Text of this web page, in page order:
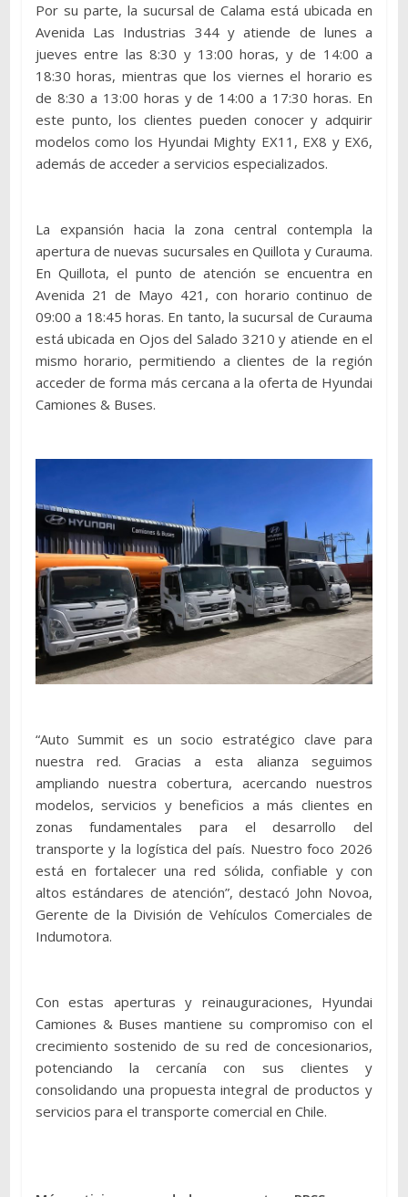
Por su parte, la sucursal de Calama está ubicada en
Avenida Las Industrias 344 y atiende de lunes a
jueves entre las 8:30 y 13:00 horas, y de 14:00 a
18:30 horas, mientras que los viernes el horario es
de 8:30 a 13:00 horas y de 14:00 a 17:30 horas. En
este punto, los clientes pueden conocer y adquirir
modelos como los Hyundai Mighty EX11, EX8 y EX6,
además de acceder a servicios especializados.
La expansión hacia la zona central contempla la
apertura de nuevas sucursales en Quillota y Curauma.
En Quillota, el punto de atención se encuentra en
Avenida 21 de Mayo 421, con horario continuo de
09:00 a 18:45 horas. En tanto, la sucursal de Curauma
está ubicada en Ojos del Salado 3210 y atiende en el
mismo horario, permitiendo a clientes de la región
acceder de forma más cercana a la oferta de Hyundai
Camiones & Buses.
“Auto Summit es un socio estratégico clave para
nuestra red. Gracias a esta alianza seguimos
ampliando nuestra cobertura, acercando nuestros
modelos, servicios y beneficios a más clientes en
zonas fundamentales para el desarrollo del
transporte y la logística del país. Nuestro foco 2026
está en fortalecer una red sólida, confiable y con
altos estándares de atención”, destacó John Novoa,
Gerente de la División de Vehículos Comerciales de
Indumotora.
Con estas aperturas y reinauguraciones, Hyundai
Camiones & Buses mantiene su compromiso con el
crecimiento sostenido de su red de concesionarios,
potenciando la cercanía con sus clientes y
consolidando una propuesta integral de productos y
servicios para el transporte comercial en Chile.